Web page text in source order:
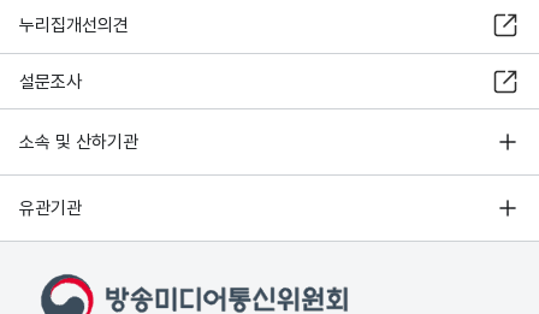
누리집개선의견
설문조사
소속 및 산하기관
유관기관